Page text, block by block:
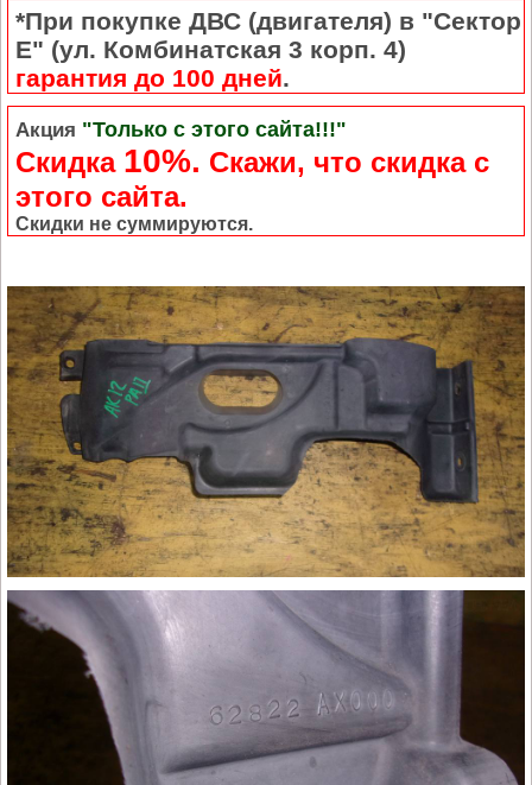
*При покупке ДВС (двигателя) в "Сектор
Е" (ул. Комбинатская 3 корп. 4)
гарантия до 100 дней.
Акция "Только с этого сайта!!!"
Скидка 10%. Cкажи, что скидка с
этого сайта.
Скидки не суммируются.